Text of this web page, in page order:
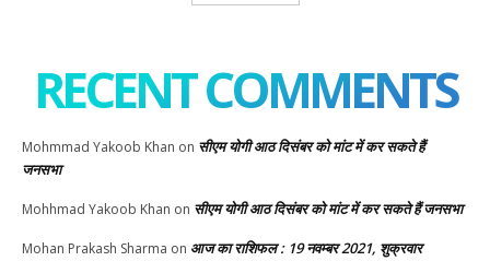
RECENT COMMENTS
Mohmmad Yakoob Khan on सीएम योगी आठ दिसंबर को मांट में कर सकते हैं
जनसभा
Mohhmad Yakoob Khan on सीएम योगी आठ दिसंबर को मांट में कर सकते हैं जनसभा
Mohan Prakash Sharma on आज का राशिफल : 19 नवम्बर 2021, शुक्रवार